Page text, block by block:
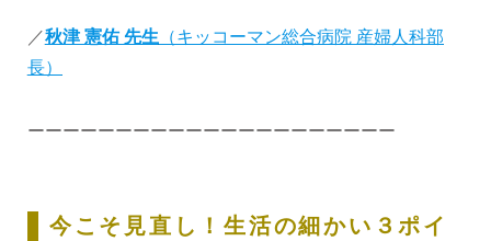
／秋津 憲佑 先生 （キッコーマン総合病院 産婦人科部
長）
ーーーーーーーーーーーーーーーーーーーーー
今こそ見直し！生活の細かい３ポイ